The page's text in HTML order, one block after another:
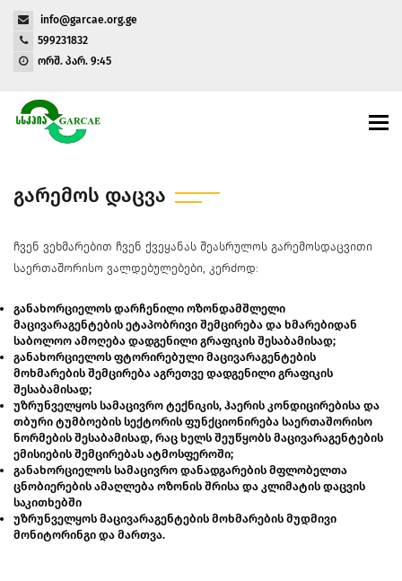
info@garcae.org.ge
599231832
ორშ. პარ. 9:45
ᲒᲐᲠᲔᲛᲝᲡ ᲓᲐᲪᲕᲐ
ჩვენ ვეხმარებით ჩვენ ქვეყანას შეასრულოს გარემოსდაცვითი
საერთაშორისო ვალდებულებები, კერძოდ:
განახორციელოს დარჩენილი ოზონდამშლელი
მაცივარაგენტების ეტაპობრივი შემცირება და ხმარებიდან
საბოლოო ამოღება დადგენილი გრაფიკის შესაბამისად;
განახორციელოს ფტორირებული მაცივარაგენტების
მოხმარების შემცირება აგრეთვე დადგენილი გრაფიკის
შესაბამისად;
უზრუნველყოს სამაცივრო ტექნიკის, ჰაერის კონდიცირებისა და
თბური ტუმბოების სექტორის ფუნქციონირება საერთაშორისო
ნორმების შესაბამისად, რაც ხელს შეუწყობს მაცივარაგენტების
ემისიების შემცირებას ატმოსფეროში;
განახორციელოს სამაცივრო დანადგარების მფლობელთა
ცნობიერების ამაღლება ოზონის შრისა და კლიმატის დაცვის
საკითხებში
უზრუნველყოს მაცივარაგენტების მოხმარების მუდმივი
მონიტორინგი და მართვა.